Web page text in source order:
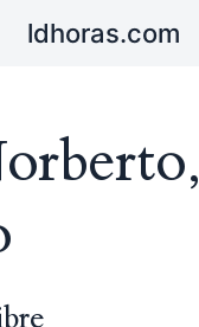
ldhoras.com